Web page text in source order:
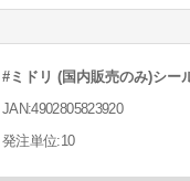
#ミドリ (国内販売のみ)シー
JAN:4902805823920
発注単位:10